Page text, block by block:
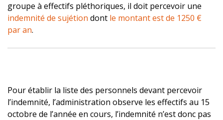
groupe à effectifs pléthoriques, il doit percevoir une
indemnité de sujétion dont le montant est de 1250 €
par an.
Pour établir la liste des personnels devant percevoir
l’indemnité, l’administration observe les effectifs au 15
octobre de l’année en cours, l’indemnité n’est donc pas